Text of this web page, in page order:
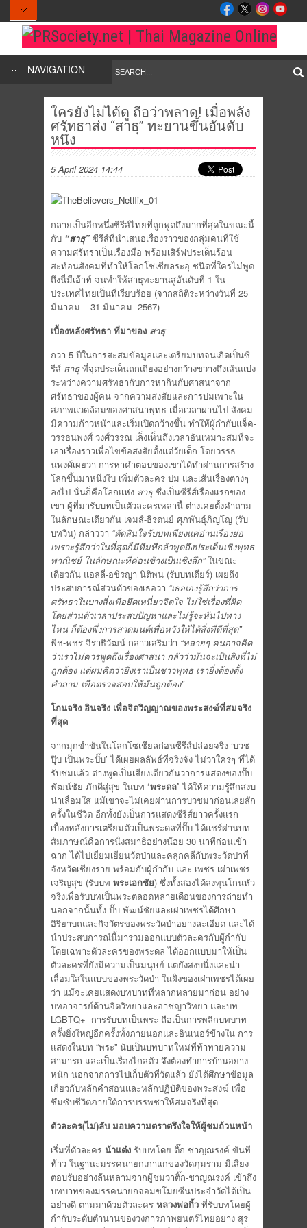
NAVIGATION
ใครยังไม่ได้ดู ถือว่าพลาด! เมื่อพลัง
ศรัทธาส่ง “สาธุ” ทะยานขึ้นอันดับ
หนึ่ง
5 April 2024 14:44
กลายเป็นอีกหนึ่งซีรีส์ไทยที่ถูกพูดถึงมากที่สุดในขณะนี้
กับ “สาธุ” ซีรีส์ที่นำเสนอเรื่องราวของกลุ่มคนที่ใช้
ความศรัทราเป็นเรื่องมือ พร้อมเสิร์ฟประเด็นร้อน
สะท้อนสังคมที่ทำให้โลกโซเชียลระอุ ชนิดที่ใครไม่พูด
ถึงนี่มีเอ้าท์ จนทำให้สาธุทะยานสู่อันดับที่ 1 ใน
ประเทศไทยเป็นที่เรียบร้อย (จากสถิติระหว่างวันที่ 25
มีนาคม – 31 มีนาคม 2567)
เบื้องหลังศรัทธา ที่มาของ สาธุ
กว่า 5 ปีในการสะสมข้อมูลและเตรียมบทจนเกิดเป็นซี
รีส์ สาธุที่จุดประเด็นถกเถียงอย่างกว้างขวางถึงเส้นแบ่ง
ระหว่างความศรัทธากับการหากินกับศาสนาจาก
ศรัทธาของผู้คน จากความสงสัยและการบ่มเพาะใน
สภาพแวดล้อมของศาสนาพุทธ เมื่อเวลาผ่านไป สังคม
มีความก้าวหน้าและเริ่มเปิดกว้างขึ้น ทำให้ผู้กำกับแจ็ค-
วรรธนพงศ์ วงศ์วรรณ เล็งเห็นถึงเวลาอันเหมาะสมที่จะ
เล่าเรื่องราวเพื่อไขข้อสงสัยตั้งแต่วัยเด็ก โดยวรรธ
นพงศ์เผยว่า การหาคำตอบของเขาได้ทำผ่านการสร้าง
โลกขึ้นมาหนึ่งใบ เพิ่มตัวละคร ปม และเส้นเรื่องต่างๆ
ลงไป นั่นก็คือโลกแห่ง สาธุซึ่งเป็นซีรีส์เรื่องแรกของ
เขา ผู้ที่มารับบทเป็นตัวละครเหล่านี้ ต่างเคยตั้งคำถาม
ในลักษณะเดียวกัน เจมส์-ธีรดนย์ ศุภพันธุ์ภิญโญ (รับ
บทวิน) กล่าวว่า “ตัดสินใจรับบทเพียงแค่อ่านเรื่องย่อ
เพราะรู้สึกว่าในที่สุดก็มีทีมที่กล้าพูดถึงประเด็นเชิงพุทธ
พาณิชย์ ในลักษณะที่ค่อนข้างเป็นเชิงลึก”ในขณะ
เดียวกัน แอลลี่-อชิรญา นิติพน (รับบทเดียร์) เผยถึง
ประสบการณ์ส่วนตัวของเธอว่า “เธอเองรู้สึกว่าการ
ศรัทธาในบางสิ่งเพื่อยึดเหนี่ยวจิตใจ ไม่ใช่เรื่องที่ผิด
โดยส่วนตัวเวลาประสบปัญหาและไม่รู้จะหันไปทาง
ไหน ก็ต้องพึ่งการสวดมนต์เพื่อหวังให้ได้สิ่งที่ดีที่สุด”
พีช-พชร จิราธิวัฒน์ กล่าวเสริมว่า “หลายๆ คนอาจคิด
ว่าเราไม่ควรพูดถึงเรื่องศาสนา กลัวว่ามันจะเป็นสิ่งที่ไม่
ถูกต้อง แต่ผมคิดว่ายิ่งเราเป็นชาวพุทธ เรายิ่งต้องตั้ง
คำถาม เพื่อตรวจสอบให้มันถูกต้อง”
โกนจริง อินจริง เพื่อจิตวิญญาณของพระสงฆ์ที่สมจริง
ที่สุด
จากมุกขำขันในโลกโซเชียลก่อนซีรีส์ปล่อยจริง ‘บวช
ปุ๊บ เป็นพระปั๊บ’ ได้เผยผลลัพธ์ที่จริงจัง ไม่ว่าใครๆ ที่ได้
รับชมแล้ว ต่างพูดเป็นเสียงเดียวกันว่าการแสดงของปั๊บ-
พัฒน์ชัย ภักดีสู่สุข ในบท ‘พระดล’ ได้ให้ความรู้สึกสงบ
น่าเลื่อมใส แม้เขาจะไม่เคยผ่านการบวชมาก่อนเลยสัก
ครั้งในชีวิต อีกทั้งยังเป็นการแสดงซีรีส์ยาวครั้งแรก
เบื้องหลังการเตรียมตัวเป็นพระดลที่ปั๊บ ได้แชร์ผ่านบท
สัมภาษณ์คือการนั่งสมาธิอย่างน้อย 30 นาทีก่อนเข้า
ฉาก ได้ไปเยี่ยมเยียนวัดป่าและคลุกคลีกับพระวัดป่าที่
จังหวัดเชียงราย พร้อมกับผู้กำกับ และ เพชร-เผ่าเพชร
เจริญสุข (รับบท พระเอกชัย) ซึ่งทั้งสองได้ลงทุนโกนหัว
จริงเพื่อรับบทเป็นพระตลอดหลายเดือนของการถ่ายทำ
นอกจากนั้นทั้ง ปั๊บ-พัฒน์ชัยและเผ่าเพชรได้ศึกษา
อิริยาบถและกิจวัตรของพระวัดป่าอย่างละเอียด และได้
นำประสบการณ์นี้มาร่วมออกแบบตัวละครกับผู้กำกับ
โดยเฉพาะตัวละครของพระดล ได้ออกแบบมาให้เป็น
ตัวละครที่ยังมีความเป็นมนุษย์ แต่ยังสงบนิ่งและน่า
เลื่อมใสในแบบของพระวัดป่า ในฝั่งของเผ่าเพชรได้เผย
ว่า แม้จะเคยแสดงบทบาทที่หลากหลายมาก่อน อย่าง
บทอาจารย์ด้านจิตวิทยาและอาชญาวิทยา และบท
LGBTQ+ การรับบทเป็นพระ ถือเป็นการพลิกบทบาท
ครั้งยิ่งใหญ่อีกครั้งทั้งภายนอกและอินเนอร์ข้างใน การ
แสดงในบท “พระ” นับเป็นบทบาทใหม่ที่ท้าทายความ
สามารถ และเป็นเรื่องไกลตัว จึงต้องทำการบ้านอย่าง
หนัก นอกจากการไปเก็บตัวที่วัดแล้ว ยังได้ศึกษาข้อมูล
เกี่ยวกับหลักคำสอนและหลักปฏิบัติของพระสงฆ์ เพื่อ
ซึมซับชีวิตภายใต้การบรรพชาให้สมจริงที่สุด
ตัวละคร(ไม่)ลับ มอบความตราตรึงใจให้ผู้ชมถ้วนหน้า
เริ่มที่ตัวละคร น้าแต๋ง รับบทโดย ติ๊ก-ชาญณรงค์ ขันที
ท้าว ในฐานะมรรคนายกเก่าแก่ของวัดภุมราม มีเสียง
ตอบรับอย่างล้นหลามจากผู้ชมว่าติ๊ก-ชาญณรงค์ เข้าถึง
บทบาทของมรรคนายกจอมขโมยซีนประจำวัดได้เป็น
อย่างดี ตามมาด้วยตัวละคร หลวงพ่อกิ้ว ที่รับบทโดยผู้
กำกับระดับตำนานของวงการภาพยนตร์ไทยอย่าง สุร